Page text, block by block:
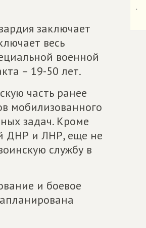
заключает
весь
военной
– 19-50 лет.
часть ранее
мобилизованного
задач. Кроме
ДНР и ЛНР, еще не
службу в
и боевое
˙